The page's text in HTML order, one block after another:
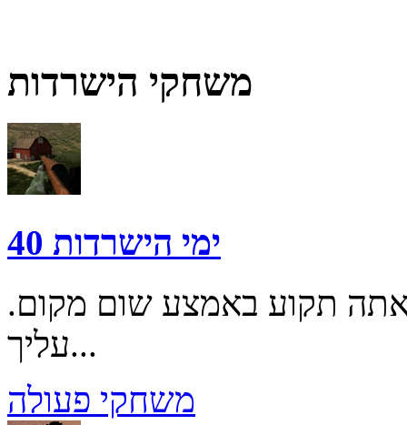
משחקי הישרדות
40 ימי הישרדות
תקוע באמצע שום מקום.
עליך...
משחקי פעולה